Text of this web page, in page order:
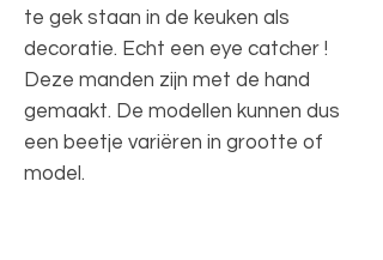
te gek staan in de keuken als
decoratie. Echt een eye catcher !
Deze manden zijn met de hand
gemaakt. De modellen kunnen dus
een beetje variëren in grootte of
model.